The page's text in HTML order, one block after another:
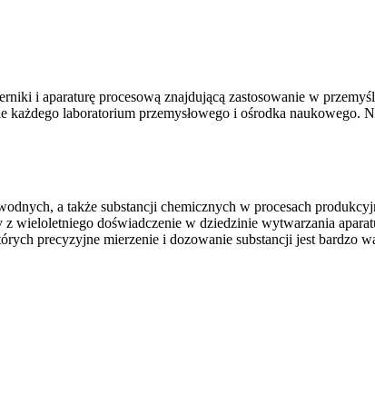
i aparaturę procesową znajdującą zastosowanie w
laboratorium przemysłowego i ośrodka naukowego.
a także substancji chemicznych w procesach
wieloletniego doświadczenie w dziedzinie wytwarzania
precyzyjne mierzenie i dozowanie substancji jest bardzo